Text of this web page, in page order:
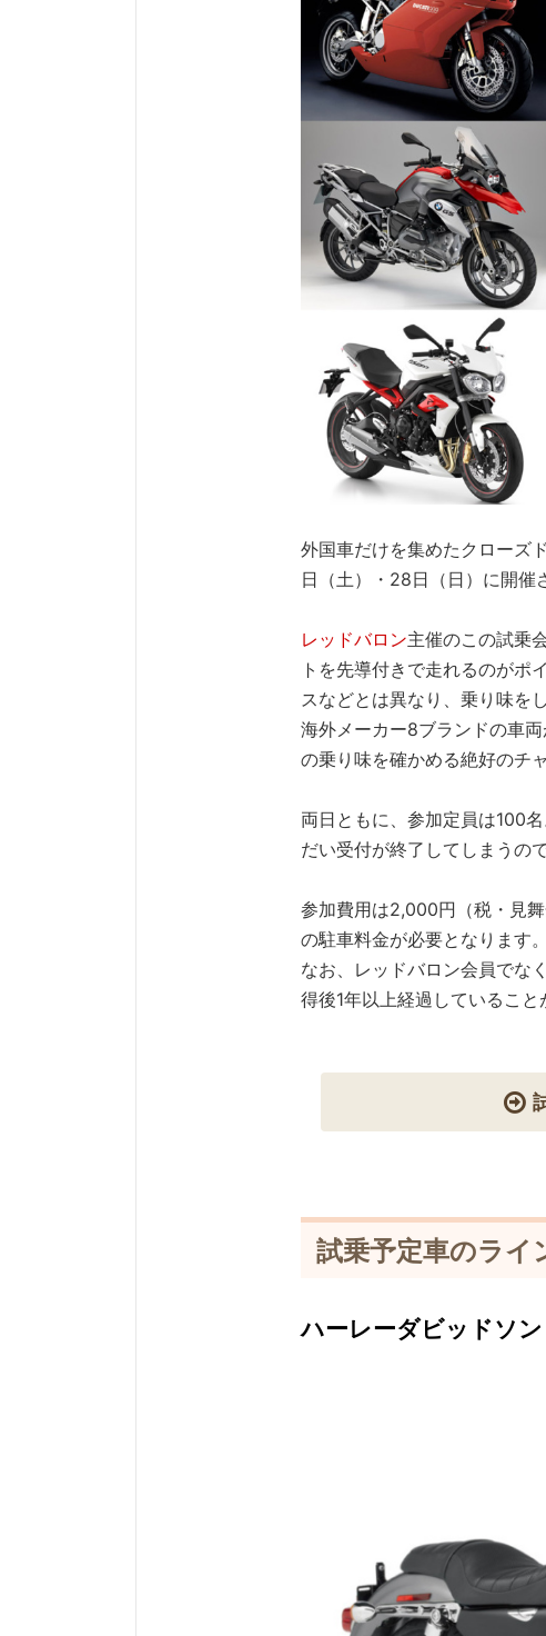
外国車だけを集めたクローズ
日（土）・28日（日）に開催
レッドバロン主催のこの試乗会
トを先導付きで走れるのがポ
スなどとは異なり、乗り味を
海外メーカー8ブランドの車
の乗り味を確かめる絶好のチ
両日ともに、参加定員は100
だい受付が終了してしまうの
参加費用は2,000円（税・見
の駐車料金が必要となります。
なお、レッドバロン会員でな
得後1年以上経過していること
試乗予定車のライ
ハーレーダビッドソン